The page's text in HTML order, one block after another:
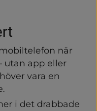
när
utan app eller
vara en
i det drabbade